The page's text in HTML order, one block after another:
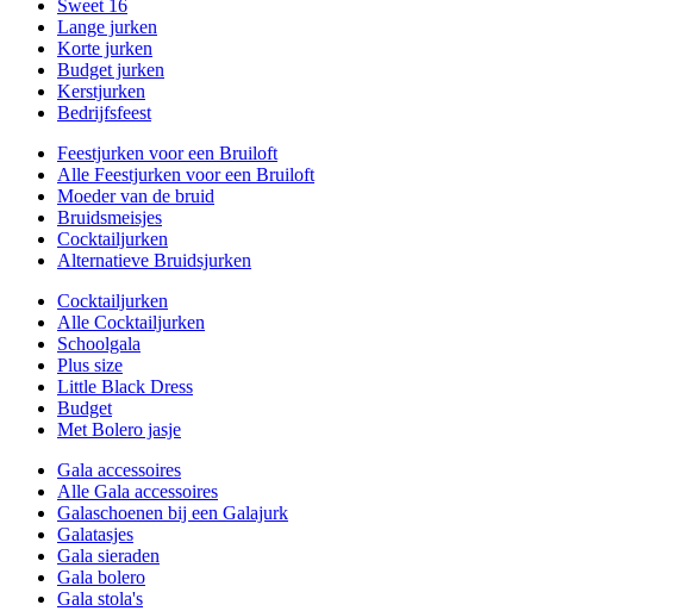
Sweet 16
Lange jurken
Korte jurken
Budget jurken
Kerstjurken
Bedrijfsfeest
Feestjurken voor een Bruiloft
Alle Feestjurken voor een Bruiloft
Moeder van de bruid
Bruidsmeisjes
Cocktailjurken
Alternatieve Bruidsjurken
Cocktailjurken
Alle Cocktailjurken
Schoolgala
Plus size
Little Black Dress
Budget
Met Bolero jasje
Gala accessoires
Alle Gala accessoires
Galaschoenen bij een Galajurk
Galatasjes
Gala sieraden
Gala bolero
Gala stola's